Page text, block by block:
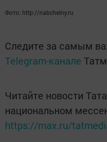
Фото: http://nabchelny.ru
Следите за самым
Telegram-канале
Читайте новости
национальном
https://max.ru/